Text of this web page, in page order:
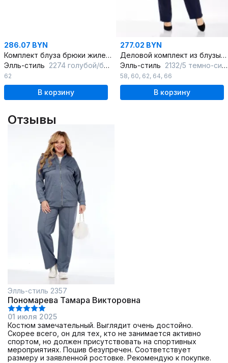
286.07 BYN
Комплект блуза брюки жилет из вискозы деловой стиль
Элль-стиль 2274 голубой/белый
62
В корзину
277.02 BYN
Деловой комплект из блузы, жилета и зауженных брюк из текстиля
Элль-стиль 2132/5 темно-синий
58, 60, 62, 64, 66
В корзину
Отзывы
Элль-стиль 2357
Пономарева Тамара Викторовна
01 июля 2025
Костюм замечательный. Выглядит очень достойно.
Скорее всего, он для тех, кто не занимается активно
спортом, но должен присутствовать на спортивных
мероприятиях. Пошив безупречен. Соответствует
размеру и заявленной ростовке. Рекомендую к покупке.